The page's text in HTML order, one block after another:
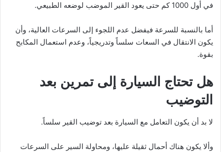
في أول 1000 كم حتى يعود القير الموضب لوضعه الطبيعي.
أما بالنسبة للسرعة فيفضل عدم اللجوء إلى السرعات العالية، وأن
يكون الانتقال في السعات سلساً وتدريجياً، وعدم استعمال المكابح
بقوة.
هل تحتاج السيارة إلى تمرين بعد
التوضيب
لا بد أن يكون التعامل مع السيارة بعد توضيب القير سلساً.
وألا يكون هناك أحمال ثقيلة عليها، ومحاولة السير على السرعات